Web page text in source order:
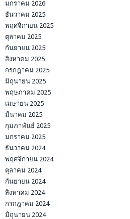
มกราคม 2026
ธันวาคม 2025
พฤศจิกายน 2025
ตุลาคม 2025
กันยายน 2025
สิงหาคม 2025
กรกฎาคม 2025
มิถุนายน 2025
พฤษภาคม 2025
เมษายน 2025
มีนาคม 2025
กุมภาพันธ์ 2025
มกราคม 2025
ธันวาคม 2024
พฤศจิกายน 2024
ตุลาคม 2024
กันยายน 2024
สิงหาคม 2024
กรกฎาคม 2024
มิถุนายน 2024